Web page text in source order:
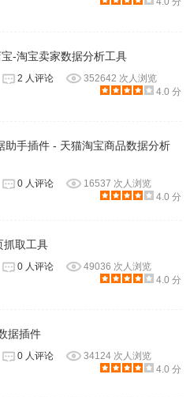
-淘宝卖家数据分析工具
2 人评论
352642 次人浏览
4.0 分
助手插件 - 天猫淘宝商品数据分析
0 人评论
16537 次人浏览
4.0 分
抓取工具
0 人评论
49036 次人浏览
4.0 分
据插件
0 人评论
34124 次人浏览
4.0 分